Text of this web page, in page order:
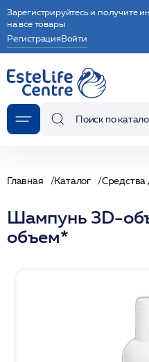
Зарегистрируйтесь и получите
на все товары
РегистрацияВойти
Главная Каталог Средства
Шампунь 3D-
объем*